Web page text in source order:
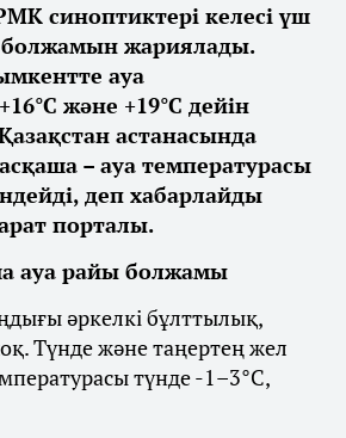
синоптиктері келесі үш
болжамын жариялады.
ауа
және +19°С дейін
астанасында
– ауа температурасы
деп хабарлайды
порталы.
ауа райы болжамы
әркелкі бұлттылық,
Түнде және таңертең жел
түнде -1–3°С,